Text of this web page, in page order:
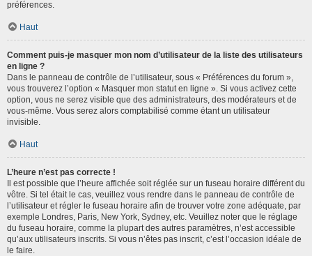
préférences.
Haut
Comment puis-je masquer mon nom d’utilisateur de la liste des utilisateurs
en ligne ?
Dans le panneau de contrôle de l’utilisateur, sous « Préférences du forum »,
vous trouverez l’option « Masquer mon statut en ligne ». Si vous activez cette
option, vous ne serez visible que des administrateurs, des modérateurs et de
vous-même. Vous serez alors comptabilisé comme étant un utilisateur
invisible.
Haut
L’heure n’est pas correcte !
Il est possible que l’heure affichée soit réglée sur un fuseau horaire différent du
vôtre. Si tel était le cas, veuillez vous rendre dans le panneau de contrôle de
l’utilisateur et régler le fuseau horaire afin de trouver votre zone adéquate, par
exemple Londres, Paris, New York, Sydney, etc. Veuillez noter que le réglage
du fuseau horaire, comme la plupart des autres paramètres, n’est accessible
qu’aux utilisateurs inscrits. Si vous n’êtes pas inscrit, c’est l’occasion idéale de
le faire.